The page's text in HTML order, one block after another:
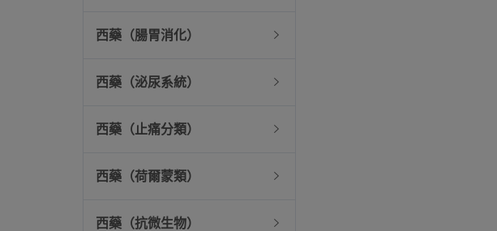
西藥（腸胃消化）
西藥（泌尿系統）
西藥（止痛分類）
西藥（荷爾蒙類）
西藥（抗微生物）